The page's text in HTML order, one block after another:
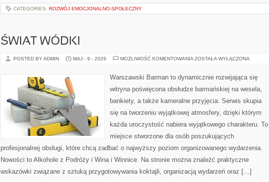
CATEGORIES: ROZWÓJ EMOCJONALNO-SPOŁECZNY
ŚWIAT WÓDKI
POSTED BY ADMIN MAJ - 9 - 2026 MOŻLIWOŚĆ KOMENTOWANIA ŚWIAT
ZOSTAŁA WYŁĄCZONA
Warszawski Barman to dynamicznie rozwijająca się
witryna poświęcona obsłudze barmańskiej na wesela,
bankiety, a także kameralne przyjęcia. Serwis skupia
się na tworzeniu wyjątkowej atmosfery, dzięki którym
każda uroczystość nabiera wyjątkowego charakteru. To
miejsce stworzone dla osób poszukujących
profesjonalnej obsługi, które chcą zadbać o najwyższy poziom organizowanego wydarzenia.
Nowości to Alkohole z Podróży i Wina i Winnice. Na stronie można znaleźć praktyczne
wskazówki związane z sztuką przygotowywania koktajli, organizacją wydarzeń oraz […]